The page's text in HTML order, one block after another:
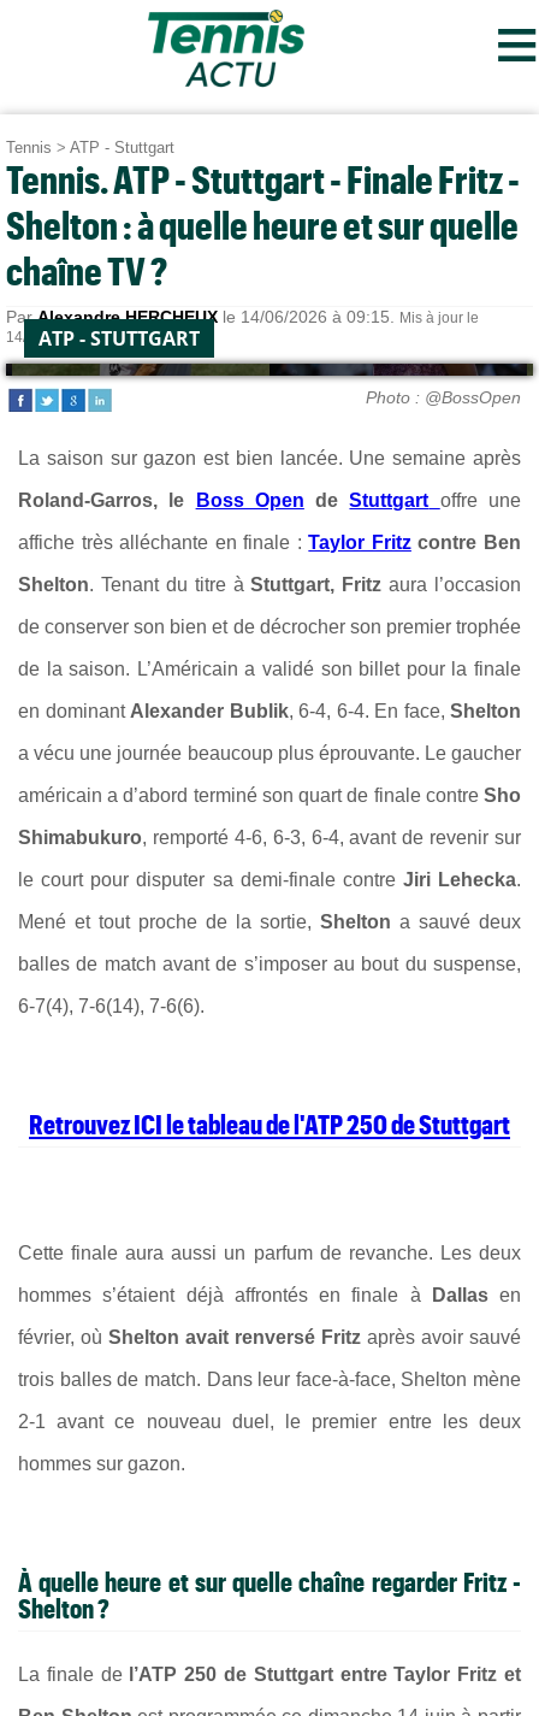
≡
Tennis > ATP - Stuttgart
Tennis. ATP - Stuttgart - Finale Fritz -
Shelton : à quelle heure et sur quelle
chaîne TV ?
ParAlexandre HERCHEUX le 14/06/2026 à 09:15.
Mis à jour le
14/06/2026 à 12:33.
ATP - STUTTGART
Photo : @BossOpen
La saison sur gazon est bien lancée. Une semaine après
Roland-Garros, le Boss Open deStuttgart offre une
affiche très alléchante en finale :Taylor Fritzcontre Ben
Shelton. Tenant du titre àStuttgart, Fritz aura l’occasion
de conserver son bien et de décrocher son premier trophée
de la saison. L’Américain a validé son billet pour la finale
en dominant Alexander Bublik, 6-4, 6-4. En face, Shelton
a vécu une journée beaucoup plus éprouvante. Le gaucher
américain a d’abord terminé son quart de finale contre Sho
Shimabukuro, remporté 4-6, 6-3, 6-4, avant de revenir sur
le court pour disputer sa demi-finale contre Jiri Lehecka.
Mené et tout proche de la sortie, Shelton a sauvé deux
balles de match avant de s’imposer au bout du suspense,
6-7(4), 7-6(14), 7-6(6).
Retrouvez ICI le tableau de l'ATP 250 de Stuttgart
Cette finale aura aussi un parfum de revanche. Les deux
hommes s’étaient déjà affrontés en finale à Dallas en
février, où Shelton avait renversé Fritz après avoir sauvé
trois balles de match. Dans leur face-à-face, Shelton mène
2-1 avant ce nouveau duel, le premier entre les deux
hommes sur gazon.
À quelle heure et sur quelle chaîne regarder Fritz -
Shelton ?
La finale de l’ATP 250 de Stuttgart entre Taylor Fritz et